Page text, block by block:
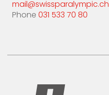
mail@swissparalympic.ch
Phone 031 533 70 80